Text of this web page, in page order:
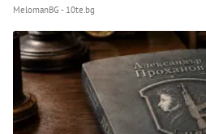
MelomanBG - 10te.bg